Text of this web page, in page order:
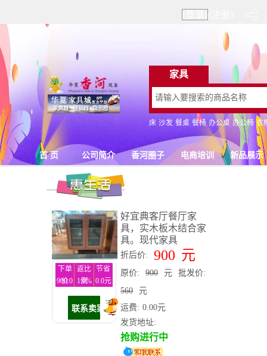
下单
价
900.0
返比
例
1.0%
节省
0.0元
好宜典客厅餐厅家
具，实木板木结合家
具。现代家具
折后价: 900 元
原价: 900 元
批发价:
560
元
运费: 0.00元
发货地址:
抢购进行中